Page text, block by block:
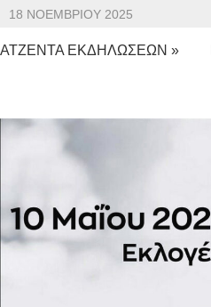
18 ΝΟΕΜΒΡΊΟΥ 2025
ΑΤΖΕΝΤΑ ΕΚΔΗΛΩΣΕΩΝ »